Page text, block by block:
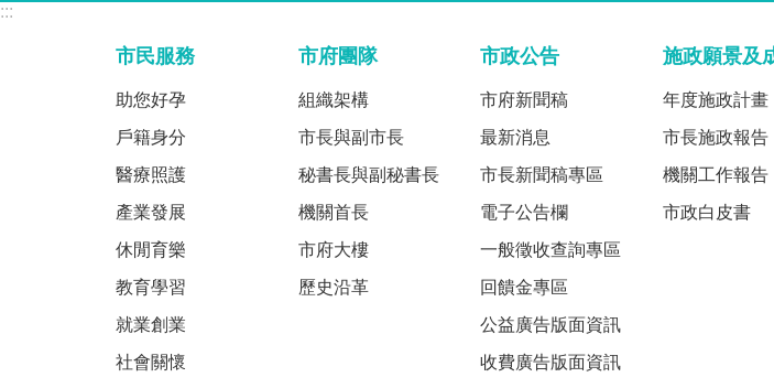
:::
市民服務
助您好孕
戶籍身分
醫療照護
產業發展
休閒育樂
教育學習
就業創業
社會關懷
市府團隊
組織架構
市長與副市長
秘書長與副秘書長
機關首長
市府大樓
歷史沿革
市政公告
市府新聞稿
最新消息
市長新聞稿專區
電子公告欄
一般徵收查詢專區
回饋金專區
公益廣告版面資訊
收費廣告版面資訊
施政願景及
年度施政計畫
市長施政報告
機關工作報告
市政白皮書